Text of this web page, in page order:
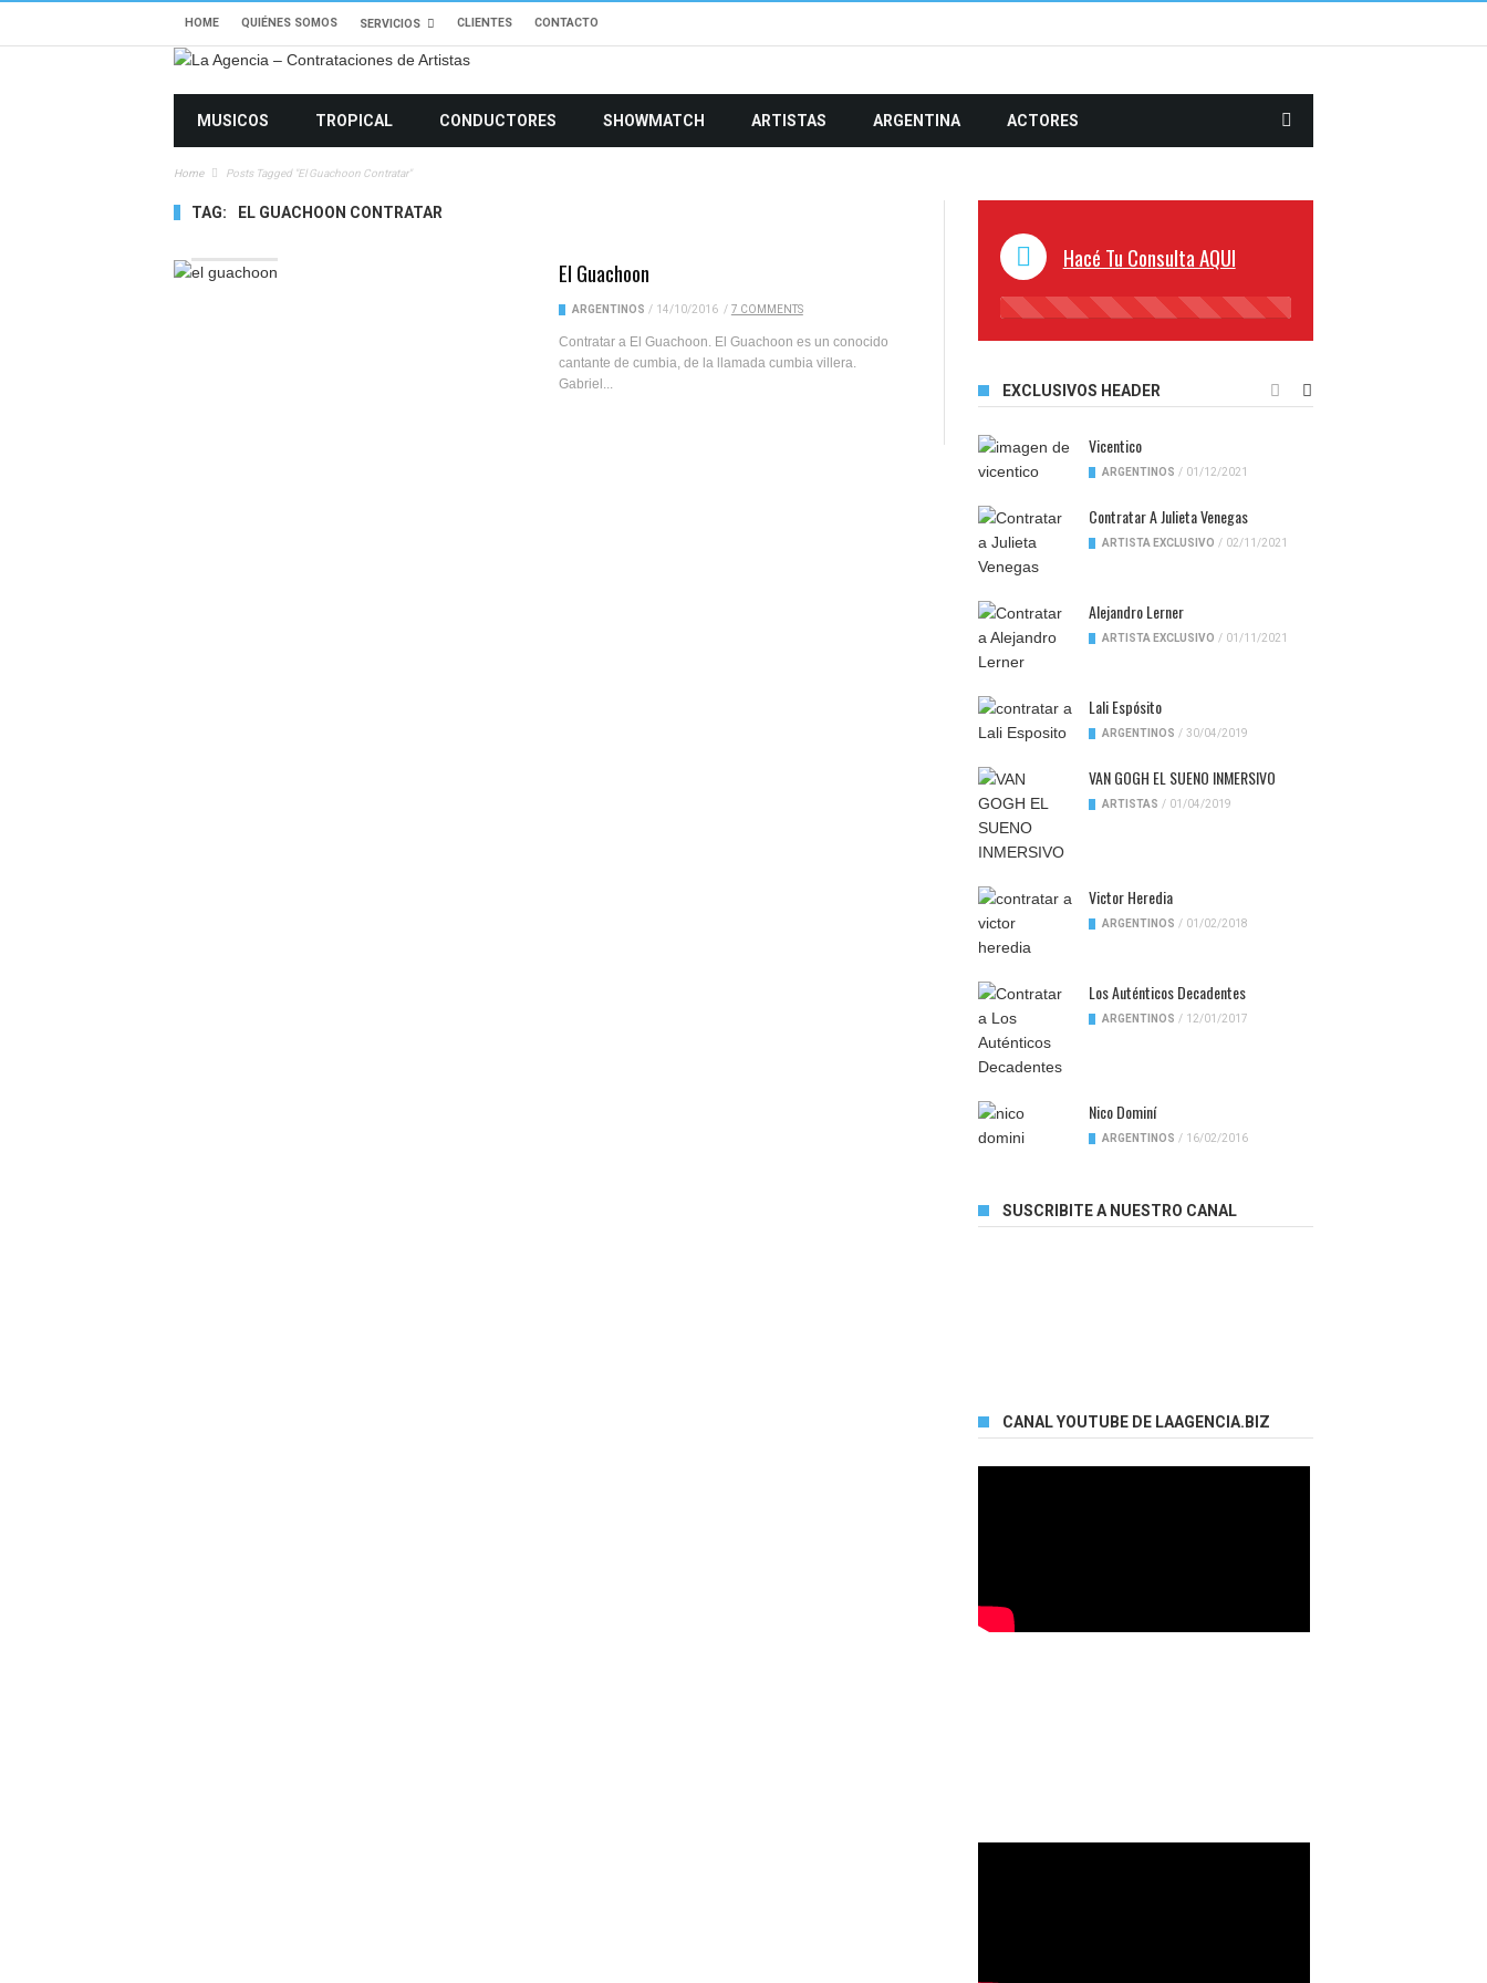
HOME QUIÉNES SOMOS SERVICIOS CLIENTES CONTACTO
MUSICOS TROPICAL CONDUCTORES SHOWMATCH ARTISTAS ARGENTINA ACTORES
Home Posts Tagged "el Guachoon Contratar"
TAG: EL GUACHOON CONTRATAR
El Guachoon
ARGENTINOS / 14/10/2016 / 7 COMMENTS
Contratar a El Guachoon. El Guachoon es un conocido
cantante de cumbia, de la llamada cumbia villera.
Gabriel...
Hacé Tu Consulta AQUI
45%
EXCLUSIVOS HEADER
Vicentico
ARGENTINOS / 01/12/2021
Contratar A Julieta Venegas
ARTISTA EXCLUSIVO / 02/11/2021
Alejandro Lerner
ARTISTA EXCLUSIVO / 01/11/2021
Lali Espósito
ARGENTINOS / 30/04/2019
VAN GOGH EL SUENO INMERSIVO
ARTISTAS / 01/04/2019
Victor Heredia
ARGENTINOS / 01/02/2018
Los Auténticos Decadentes
ARGENTINOS / 12/01/2017
Nico Dominí
ARGENTINOS / 16/02/2016
SUSCRIBITE A NUESTRO CANAL
CANAL YOUTUBE DE LAAGENCIA.BIZ